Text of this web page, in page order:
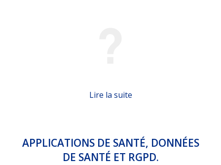
Lire la suite
APPLICATIONS DE SANTÉ, DONNÉES
DE SANTÉ ET RGPD.